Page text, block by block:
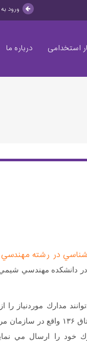
ورود
استخدامی درباره ما
در رشته
در دانشكده مهندسي
مدارك موردنياز
ارسال و يا به اداره كارگزيني اتاق ۱۳۶
خود را ارسال مي